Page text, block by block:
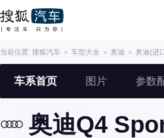
当前位置: 搜狐汽车 ＞ 车型大全 ＞ 奥迪 ＞ 奥迪(进
车系首页 图片 参数
奥迪Q4